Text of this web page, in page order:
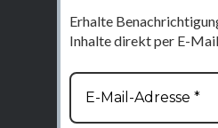
Erhalte
Inhalte direkt per E-